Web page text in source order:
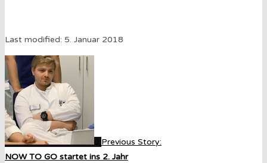
Last modified: 5. Januar 2018
Previous Story:
NOW TO GO startet ins 2. Jahr